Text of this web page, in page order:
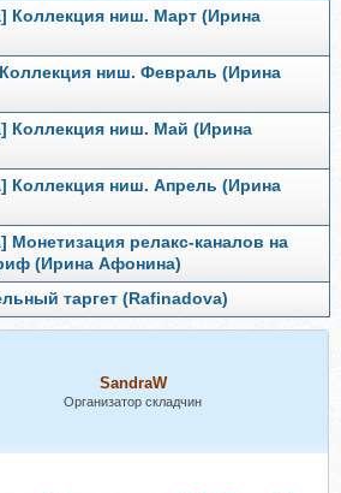
Коллекция ниш. Март (Ирина
ниш. Февраль (Ирина
Коллекция ниш. Май (Ирина
Коллекция ниш. Апрель (Ирина
Монетизация релакс-каналов на
(Ирина Афонина)
таргет (Rafinadova)
SandraW
Организатор складчин